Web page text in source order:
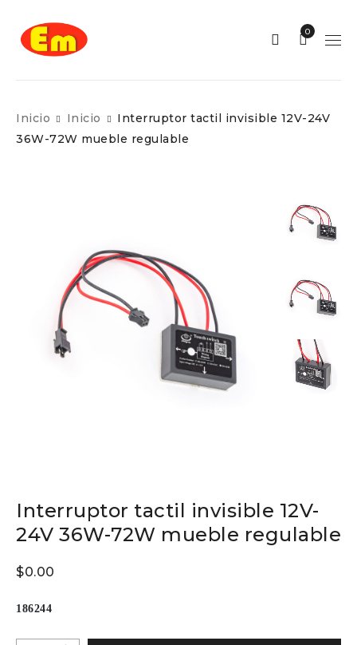
0
Inicio Inicio
Interruptor tactil invisible 12V-24V
36W-72W mueble regulable
Interruptor tactil invisible 12V-
24V 36W-72W mueble regulable
$0.00
186244